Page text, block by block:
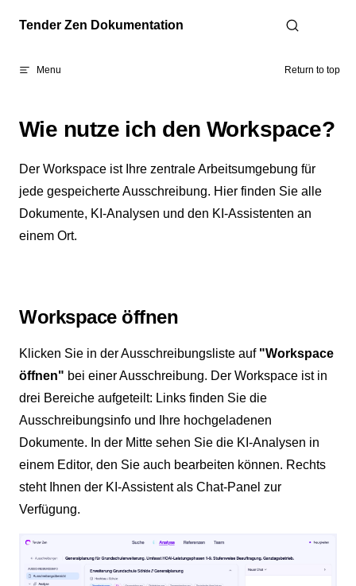
Skip to content
Tender Zen Dokumentation
Menu Return to top
Wie nutze ich den Workspace?
Der Workspace ist Ihre zentrale Arbeitsumgebung für
jede gespeicherte Ausschreibung. Hier finden Sie alle
Dokumente, KI-Analysen und den KI-Assistenten an
einem Ort.
Workspace öffnen
Klicken Sie in der Ausschreibungsliste auf "Workspace
öffnen" bei einer Ausschreibung. Der Workspace ist in
drei Bereiche aufgeteilt: Links finden Sie die
Ausschreibungsinfo und Ihre hochgeladenen
Dokumente. In der Mitte sehen Sie die KI-Analysen in
einem Editor, den Sie auch bearbeiten können. Rechts
steht Ihnen der KI-Assistent als Chat-Panel zur
Verfügung.